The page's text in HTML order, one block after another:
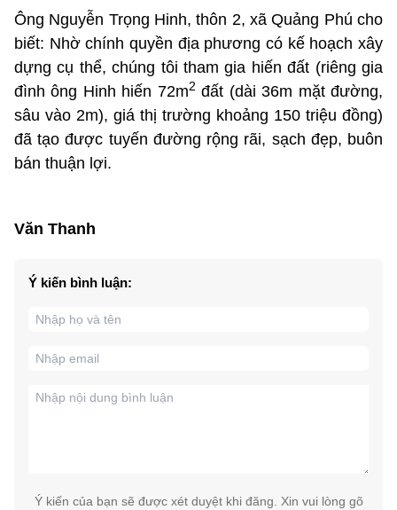
Ông Nguyễn Trọng Hinh, thôn 2, xã Quảng Phú cho
biết: Nhờ chính quyền địa phương có kế hoạch xây
dựng cụ thể, chúng tôi tham gia hiến đất (riêng gia
đình ông Hinh hiến 72m2 đất (dài 36m mặt đường,
sâu vào 2m), giá thị trường khoảng 150 triệu đồng)
đã tạo được tuyến đường rộng rãi, sạch đẹp, buôn
bán thuận lợi.
Văn Thanh
Ý kiến bình luận:
Ý kiến của bạn sẽ được xét duyệt khi đăng. Xin vui lòng gõ